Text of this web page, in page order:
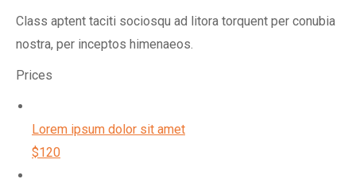
Class aptent taciti sociosqu ad litora torquent per conubia
nostra, per inceptos himenaeos.
Prices
Lorem ipsum dolor sit amet
$120